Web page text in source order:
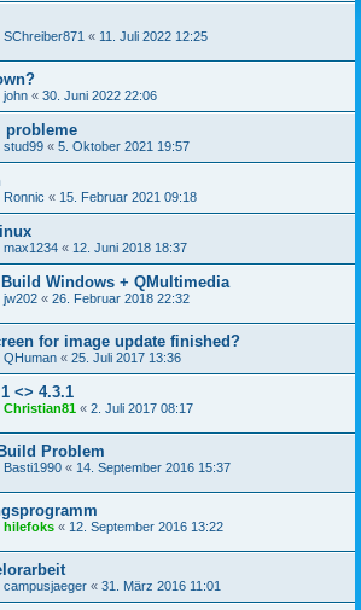
SChreiber871 « 11. Juli 2022 12:25
john « 30. Juni 2022 22:06
probleme
stud99 « 5. Oktober 2021 19:57
Ronnic « 15. Februar 2021 09:18
max1234 « 12. Juni 2018 18:37
Windows + QMultimedia
jw202 « 26. Februar 2018 22:32
for image update finished?
QHuman « 25. Juli 2017 13:36
<> 4.3.1
Christian81 « 2. Juli 2017 08:17
Problem
Basti1990 « 14. September 2016 15:37
hilefoks « 12. September 2016 13:22
campusjaeger « 31. März 2016 11:01